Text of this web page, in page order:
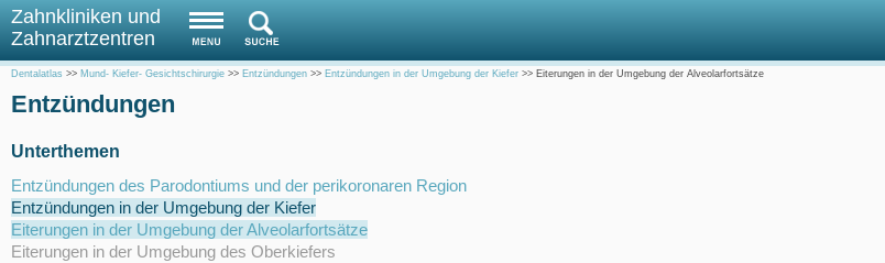
Zahnkliniken und
Zahnarztzentren
Dentalatlas >> Mund- Kiefer- Gesichtschirurgie >> Entzündungen >> Entzündungen in der Umgebung der Kiefer >> Eiterungen in der Umgebung der Alveolarfortsätze
Entzündungen
Unterthemen
Entzündungen des Parodontiums und der perikoronaren Region
Entzündungen in der Umgebung der Kiefer
Eiterungen in der Umgebung der Alveolarfortsätze
Eiterungen in der Umgebung des Oberkiefers